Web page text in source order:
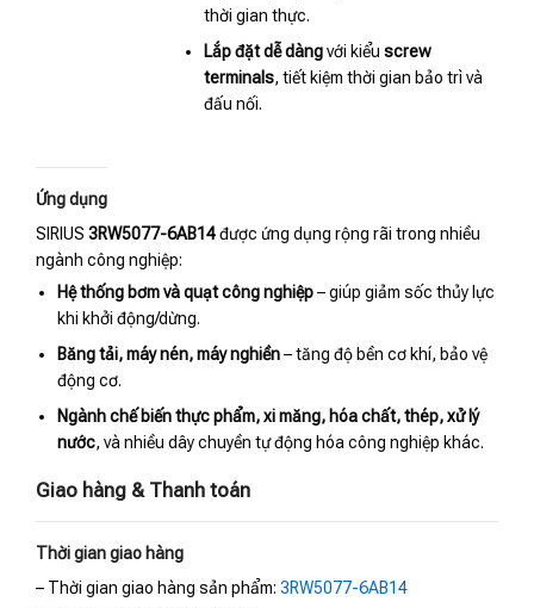
thời gian thực.
Lắp đặt dễ dàngvới kiểu screw
terminals, tiết kiệm thời gian bảo trì và
đấu nối.
Ứng dụng
SIRIUS 3RW5077-6AB14được ứng dụng rộng rãi trong nhiều
ngành công nghiệp:
Hệ thống bơm và quạt công nghiệp– giúp giảm sốc thủy lực
khi khởi động/dừng.
Băng tải, máy nén, máy nghiền– tăng độ bền cơ khí, bảo vệ
động cơ.
Ngành chế biến thực phẩm, xi măng, hóa chất, thép, xử lý
nước, và nhiều dây chuyền tự động hóa công nghiệp khác.
Giao hàng & Thanh toán
Thời gian giao hàng
– Thời gian giao hàng sản phẩm: 3RW5077-6AB14